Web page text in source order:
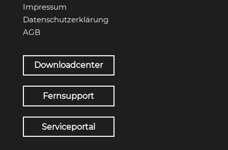
Impressum
Datenschutzerklärung
AGB
Downloadcenter
Fernsupport
Serviceportal